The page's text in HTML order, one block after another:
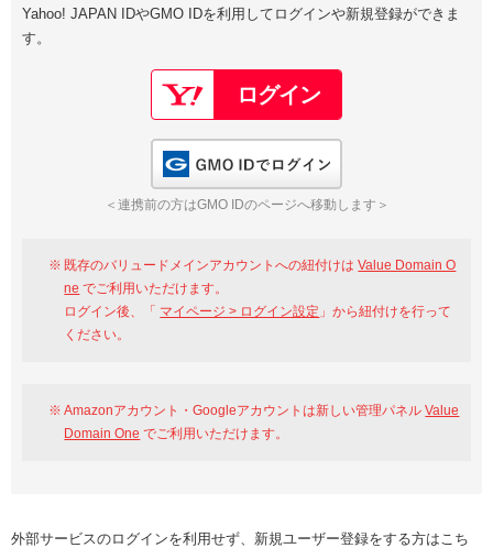
Google
GMO ID Amazon
※AmazonはValue Domain Oneのログイン画面へ遷移します
Value Domain Oneアカウント作成
以下でも登録可能
Google Yahoo!
GMO ID
Yahoo! JAPAN IDやGMO IDを利用してログインや新規登録ができま
す。
＜連携前の方はGMO IDのページへ移動します＞
既存のバリュードメインアカウントへの紐付けはValue Domain O
ne でご利用いただけます。
ログイン後、「 マイページ > ログイン設定 」から紐付けを行って
ください。
Amazonアカウント・Googleアカウントは新しい管理パネルValue
Domain One でご利用いただけます。
外部サービスのログインを利用せず、新規ユーザー登録をする方はこち